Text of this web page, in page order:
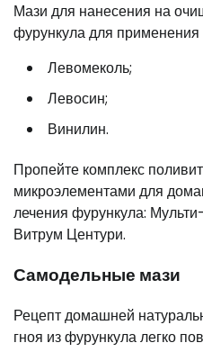
Мази для нанесения на
фурункула для
Левомеколь;
Левосин;
Винилин.
Пропейте комплекс
микроэлементами для
лечения фурункула:
Витрум Центури.
Самодельные мази
Рецепт домашней
гноя из фурункула легко